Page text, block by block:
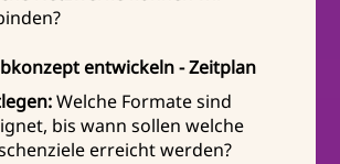
entwickeln - Zeitplan
Welche Formate sind
bis wann sollen welche
erreicht werden?